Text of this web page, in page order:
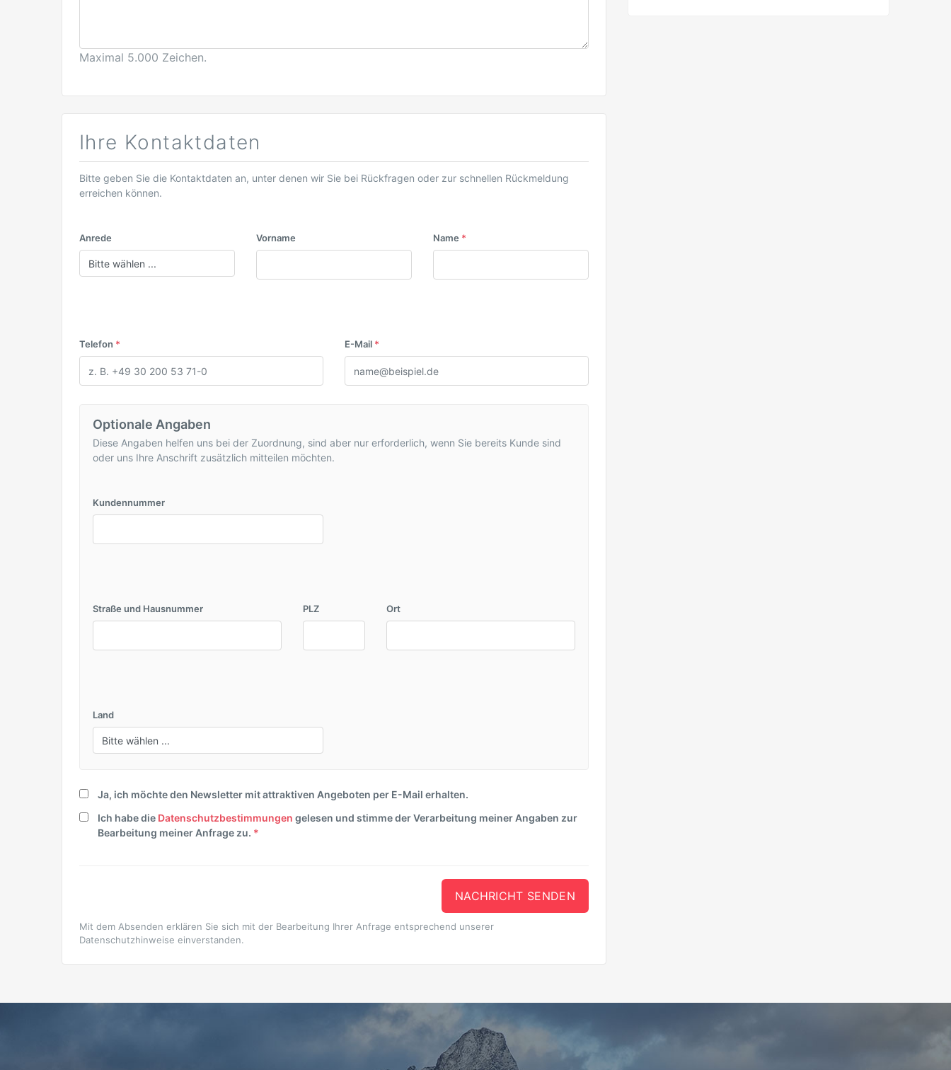
Maximal 5.000 Zeichen.
Ihre Kontaktdaten
Bitte geben Sie die Kontaktdaten an, unter denen wir Sie bei Rückfragen oder zur schnellen Rückmeldung
erreichen können.
Anrede Vorname Name *
Telefon * E-Mail *
Optionale Angaben
Diese Angaben helfen uns bei der Zuordnung, sind aber nur erforderlich, wenn Sie bereits Kunde sind
oder uns Ihre Anschrift zusätzlich mitteilen möchten.
Kundennummer
Straße und Hausnummer PLZ Ort
Land
Ja, ich möchte den Newsletter mit attraktiven Angeboten per E-Mail erhalten.
Ich habe die Datenschutzbestimmungen gelesen und stimme der Verarbeitung meiner Angaben zur
Bearbeitung meiner Anfrage zu. *
NACHRICHT SENDEN
Mit dem Absenden erklären Sie sich mit der Bearbeitung Ihrer Anfrage entsprechend unserer
Datenschutzhinweise einverstanden.